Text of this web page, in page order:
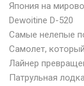
Япония на
Dewoitine D-520
Самые нелепые
Самолет,
Лайнер
Патрульная